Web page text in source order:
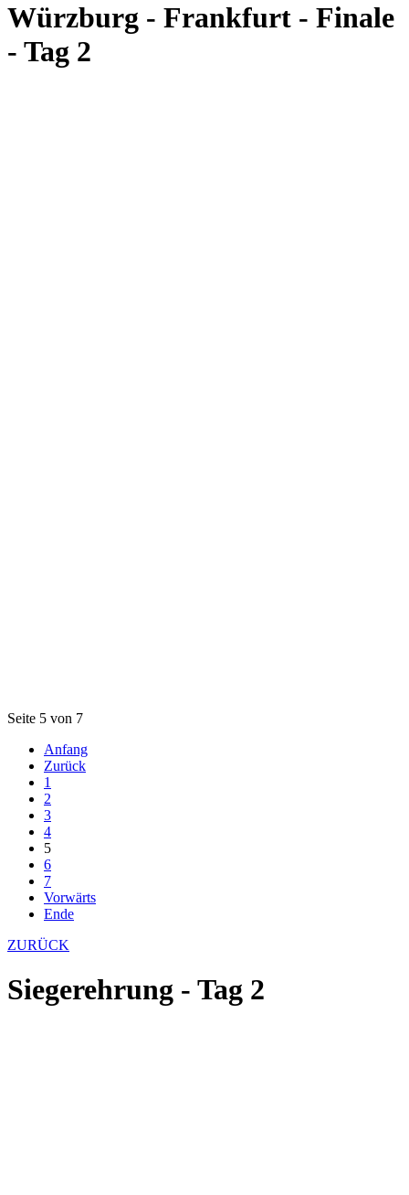
Würzburg - Frankfurt - Finale
- Tag 2
Seite 5 von 7
Anfang
Zurück
1
2
3
4
5
6
7
Vorwärts
Ende
ZURÜCK
Siegerehrung - Tag 2